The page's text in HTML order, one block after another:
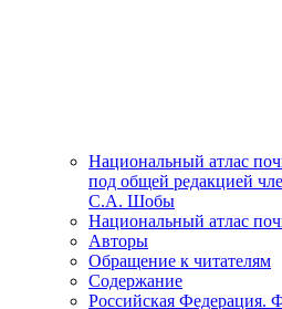
Национальный атлас
под общей редакцией
С.А. Шобы
Национальный атлас
Авторы
Обращение к читателям
Содержание
Российская Федерация.